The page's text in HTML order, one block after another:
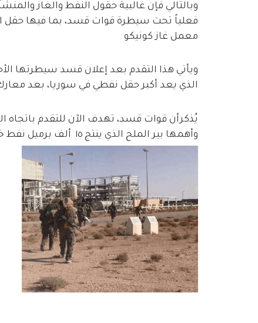
وبالتالي فإن غالبية حقول النفط والغاز
فعلياً تحت سيطرة قوات قسد، بما فيها حقل
معمل غاز كونيكو
ويأتي هذا التقدم بعد إعلان قسد سيطرتها
الذي يعد أكبر حقل نفطي في سوريا، بعد
يُذكرأن قوات قسد، تهدف الآن للتقدم باتجاه
وأهمها بير الملح الذي ينتج ١٥ ألف برميل نفط خام يومياً.